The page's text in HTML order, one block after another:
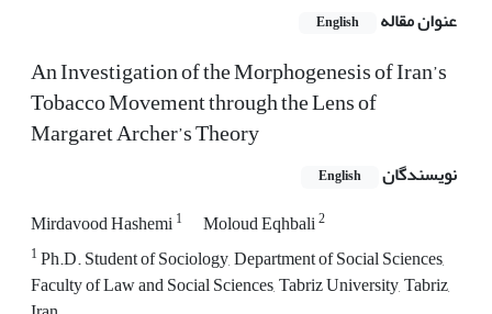
عنوان مقاله
English
An Investigation of the Morphogenesis of Iran’s
Tobacco Movement through the Lens of
Margaret Archer’s Theory
نویسندگان English
Mirdavood Hashemi1 Moloud Eqhbali2
1Ph.D. Student of Sociology, Department of Social Sciences,
Faculty of Law and Social Sciences, Tabriz University, Tabriz,